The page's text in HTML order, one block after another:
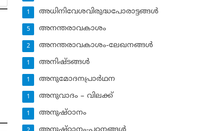
അധിനിവേശവിരുദ്ധപോരാട്ടങ്ങള്‍
1
അനന്തരാവകാശം
5
അനന്തരാവകാശം-ലേഖനങ്ങള്‍
2
അനിഷ്ടങ്ങള്‍
1
അനുമോദനപ്രാര്‍ഥന
1
അനുവാദം – വിലക്ക്‌
1
അനുഷ്ഠാനം
1